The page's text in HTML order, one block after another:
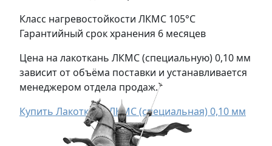
Класс нагревостойкости ЛКМС 105°С
Гарантийный срок хранения 6 месяцев
Цена на лакоткань ЛКМС (специальную) 0,10 мм
зависит от объёма поставки и устанавливается
менеджером отдела продаж.
Купить Лакоткань ЛКМС (специальная) 0,10 мм